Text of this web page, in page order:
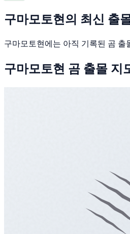
구마모토현의 최신 출
구마모토현에는 아직 기록된 곰 출
구마모토현 곰 출몰 지